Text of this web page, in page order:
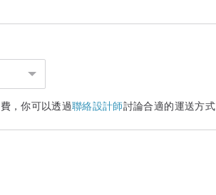
，你可以透過聯絡設計師討論合適的運送方式